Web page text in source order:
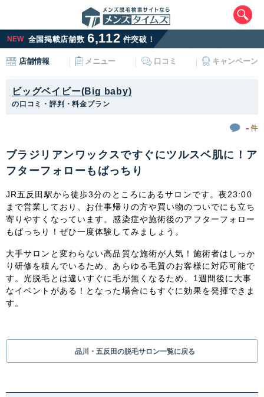
NEW 全国掲載店舗数 6,112 件突破！
店舗情報 メニュー 口コミ キャンペーン
ビッグベイビー(Big baby)
の口コミ・評判・料金プラン
- 件
ブラジリアンワックスですぐにツルスベ肌に！ア
フターフォローもばっちり
JR五反田駅から徒歩3分のところにあるサロンです。夜23:00
まで営業しており、お仕事帰りの方や買い物のついでにも立ち
寄りやすくなっています。感染症や施術後のアフターフォロー
もばっちり！ぜひ一度体験してみましょう。
大手サロンと変わらない高品質な施術が人気！施術者はしっか
り研修を積んでいるため、あらゆる毛質のお客様に対応可能で
す。光脱毛とは違いすぐに毛が無くなるため、1週間後に大事
なイベントがある！となった場合にもすぐに効果を発揮できま
す。
品川・五反田の脱毛サロン一覧に戻る
エリアから最寄りサロンを探す
北海道・東北
北海道 青森県 岩手県 宮城県
関東
茨城県 栃木県 群馬県 埼玉県
中部